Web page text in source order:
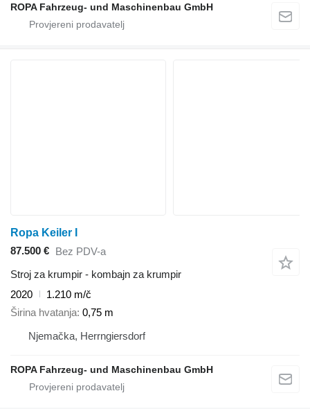
ROPA Fahrzeug- und Maschinenbau GmbH
Ropa Keiler I
87.500 € Bez PDV-a
Stroj za krumpir - kombajn za krumpir
2020
1.210 m/č
Širina hvatanja 0,75 m
Njemačka, Herrngiersdorf
ROPA Fahrzeug- und Maschinenbau GmbH